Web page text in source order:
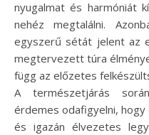
nyugalmat és harmóniát
nehéz megtalálni.
egyszerű sétát jelent az
megtervezett túra
függ az előzetes
A természetjárás
érdemes odafigyelni,
és igazán élvezetes